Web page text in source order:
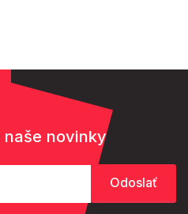
naše novinky